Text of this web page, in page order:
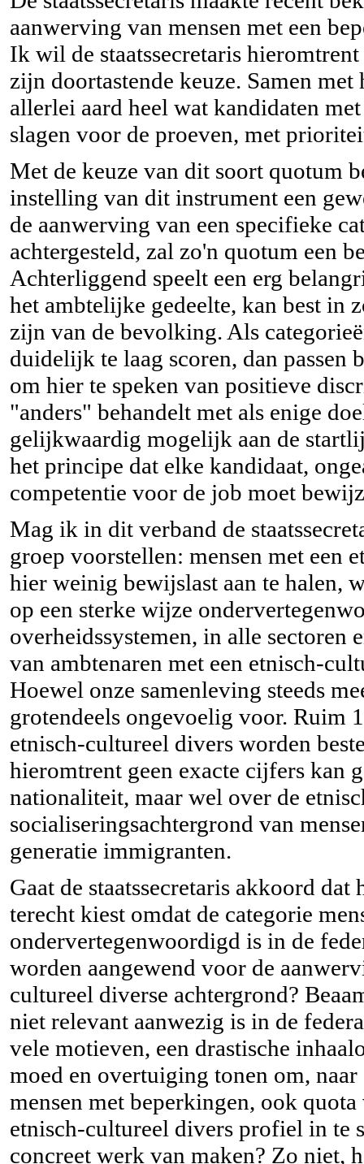
aanwerving van mensen met een
Ik wil de staatssecretaris
zijn doortastende keuze. Samen
allerlei aard heel wat kandidaten
slagen voor de proeven, met
Met de keuze van dit soort quotum
instelling van dit instrument een
de aanwerving van een specifieke
achtergesteld, zal zo'n quotum een
Achterliggend speelt een erg
het ambtelijke gedeelte, kan best in
zijn van de bevolking. Als
duidelijk te laag scoren, dan
om hier te speken van positieve
"anders" behandelt met als enige
gelijkwaardig mogelijk aan de
het principe dat elke kandidaat,
competentie voor de job moet
Mag ik in dit verband de
groep voorstellen: mensen met een
hier weinig bewijslast aan te halen,
op een sterke wijze
overheidssystemen, in alle
van ambtenaren met een etnisch-
Hoewel onze samenleving steeds
grotendeels ongevoelig voor. Ruim
etnisch-cultureel divers worden
hieromtrent geen exacte cijfers kan
nationaliteit, maar wel over de
socialiseringsachtergrond van
generatie immigranten.
Gaat de staatssecretaris akkoord
terecht kiest omdat de categorie
ondervertegenwoordigd is in de
worden aangewend voor de
cultureel diverse achtergrond?
niet relevant aanwezig is in de
vele motieven, een drastische
moed en overtuiging tonen om,
mensen met beperkingen, ook
etnisch-cultureel divers profiel in te
concreet werk van maken? Zo niet,